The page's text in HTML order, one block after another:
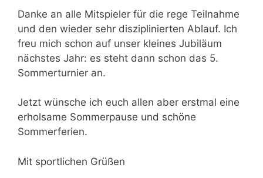
Danke an alle Mitspieler für die rege Teilnahme
und den wieder sehr disziplinierten Ablauf. Ich
freu mich schon auf unser kleines Jubiläum
nächstes Jahr: es steht dann schon das 5.
Sommerturnier an.
Jetzt wünsche ich euch allen aber erstmal eine
erholsame Sommerpause und schöne
Sommerferien.
Mit sportlichen Grüßen